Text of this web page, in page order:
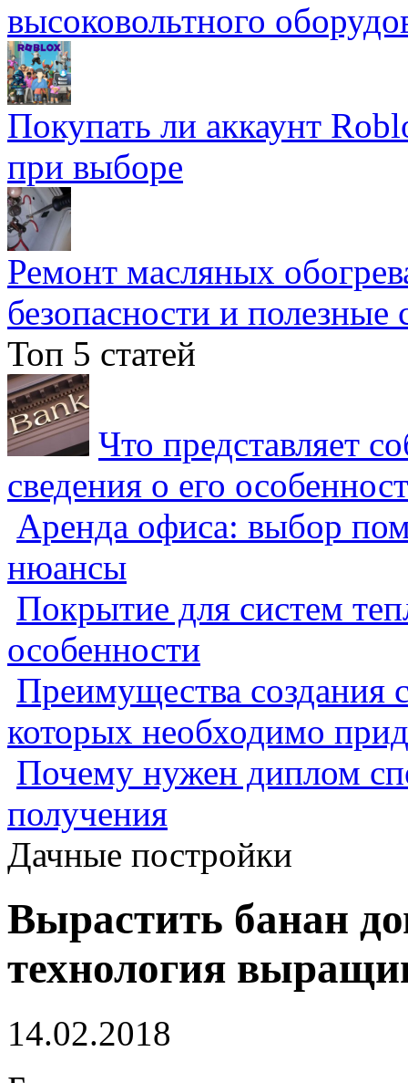
высоковольтного
Покупать ли аккаунт
при выборе
Ремонт масляных
безопасности и полезные
Топ 5 статей
Что представляет
сведения о его
Аренда офиса: выбор
нюансы
Покрытие для систем
особенности
Преимущества создания
которых необходимо
Почему нужен диплом
получения
Дачные постройки
Вырастить банан
технология
14.02.2018